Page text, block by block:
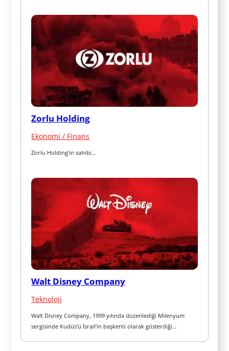
Zorlu Holding
Ekonomi / Finans
Zorlu Holding’in sahibi…
Walt Disney Company
Teknoloji
Walt Disney Company, 1999 yılında düzenlediği Milenyum
sergisinde Kudüs’ü İsrail’in başkenti olarak gösterdiği…